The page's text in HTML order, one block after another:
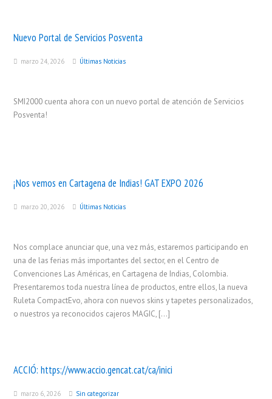
Nuevo Portal de Servicios Posventa
marzo 24, 2026 Últimas Noticias
SMI2000 cuenta ahora con un nuevo portal de atención de Servicios
Posventa!
¡Nos vemos en Cartagena de Indias! GAT EXPO 2026
marzo 20, 2026 Últimas Noticias
Nos complace anunciar que, una vez más, estaremos participando en
una de las ferias más importantes del sector, en el Centro de
Convenciones Las Américas, en Cartagena de Indias, Colombia.
Presentaremos toda nuestra línea de productos, entre ellos, la nueva
Ruleta CompactEvo, ahora con nuevos skins y tapetes personalizados,
o nuestros ya reconocidos cajeros MAGIC, […]
ACCIÓ:https://www.accio.gencat.cat/ca/inici
marzo 6, 2026 Sin categorizar